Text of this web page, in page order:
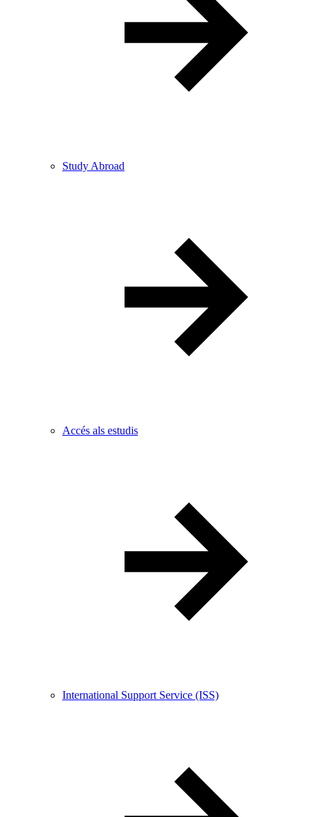
Study Abroad
Accés als estudis
International Support Service (ISS)